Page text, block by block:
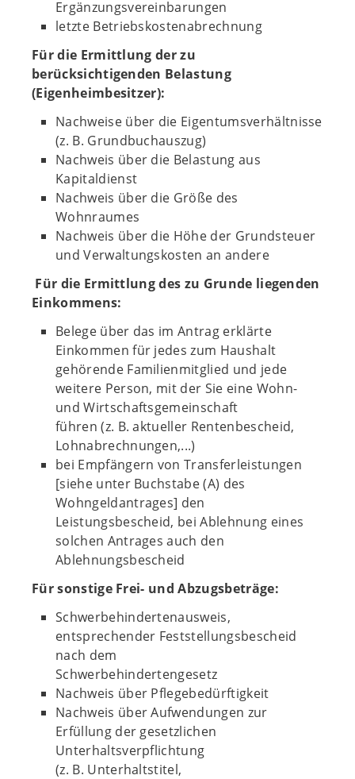
Ergänzungsvereinbarungen
letzte Betriebskostenabrechnung
Für die Ermittlung der zu
berücksichtigenden Belastung
(Eigenheimbesitzer):
Nachweise über die Eigentumsverhältnisse
(z. B. Grundbuchauszug)
Nachweis über die Belastung aus
Kapitaldienst
Nachweis über die Größe des
Wohnraumes
Nachweis über die Höhe der Grundsteuer
und Verwaltungskosten an andere
Für die Ermittlung des zu Grunde liegenden
Einkommens:
Belege über das im Antrag erklärte
Einkommen für jedes zum Haushalt
gehörende Familienmitglied und jede
weitere Person, mit der Sie eine Wohn-
und Wirtschaftsgemeinschaft
führen (z. B. aktueller Rentenbescheid,
Lohnabrechnungen,...)
bei Empfängern von Transferleistungen
[siehe unter Buchstabe (A) des
Wohngeldantrages] den
Leistungsbescheid, bei Ablehnung eines
solchen Antrages auch den
Ablehnungsbescheid
Für sonstige Frei- und Abzugsbeträge:
Schwerbehindertenausweis,
entsprechender Feststellungsbescheid
nach dem
Schwerbehindertengesetz
Nachweis über Pflegebedürftigkeit
Nachweis über Aufwendungen zur
Erfüllung der gesetzlichen
Unterhaltsverpflichtung
(z. B. Unterhaltstitel,